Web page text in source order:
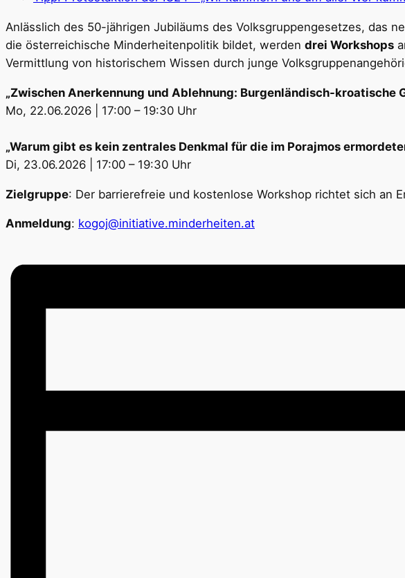
Anlässlich des 50-jährigen Jubiläums des Volksgruppengesetzes, das
die österreichische Minderheitenpolitik bildet, werden drei Workshops
Vermittlung von historischem Wissen durch junge
„Zwischen Anerkennung und Ablehnung: Burgenländisch-kroatische
Mo, 22.06.2026 | 17:00 – 19:30 Uhr
„Warum gibt es kein zentrales Denkmal für die im Porajmos
Di, 23.06.2026 | 17:00 – 19:30 Uhr
Zielgruppe: Der barrierefreie und kostenlose Workshop richtet sich an
Anmeldung: kogoj@initiative.minderheiten.at